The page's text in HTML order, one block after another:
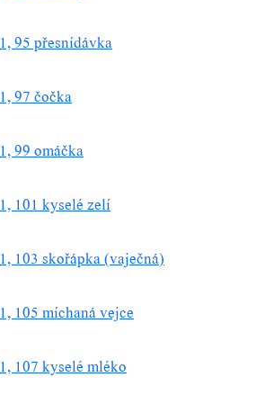
1, 95 přesnídávka
1, 97 čočka
1, 99 omáčka
1, 101 kyselé zelí
1, 103 skořápka (vaječná)
1, 105 míchaná vejce
1, 107 kyselé mléko